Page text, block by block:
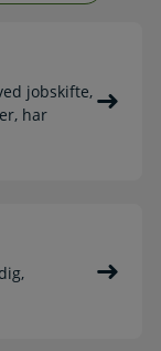
jobskifte,
har